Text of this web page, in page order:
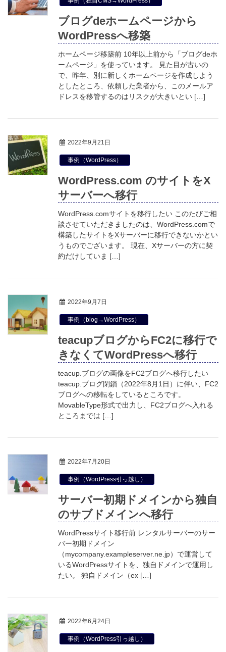
ブログdeホームページから
WordPressへ移築
ホームページ移築前 10年以上前から「ブログdeホ
ームページ」を使っています。 見た目が古いの
で、昨年、別に新しくホームページを作成しよう
としたところ、依頼した業者から、このメールア
ドレスを移管するのはリスクが大きいとい […]
2022年9月21日
事例（WordPress）
WordPress.com のサイトをX
サーバーへ移行
WordPress.comサイトを移行したい このたびご相
談させていただきましたのは、WordPress.comで
構築したサイトをXサーバーに移行できないかとい
うものでございます。 現在、Xサーバーの方に契
約だけしていま […]
2022年9月7日
事例（blog→WordPress）
teacupブログからFC2に移行で
きなくてWordPressへ移行
teacup.ブログの画像をFC2ブログへ移行したい
teacup.ブログ閉鎖（2022年8月1日）に伴い、FC2
ブログへの移転をしているところです。
MovableType形式で出力し、FC2ブログへ入れる
ところまでは […]
2022年7月20日
事例（WordPress引っ越し）
サーバー初期ドメインから独自
のサブドメインへ移行
WordPressサイト移行前 レンタルサーバーのサー
バー初期ドメイン
（mycompany.exampleserver.ne.jp）で運営して
いるWordPressサイトを、独自ドメインで運用し
たい。 独自ドメイン（ex […]
2022年6月24日
事例（WordPress引っ越し）